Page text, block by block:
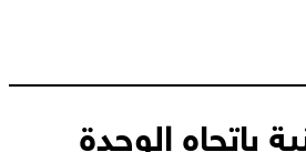
باتجاه الوحدة